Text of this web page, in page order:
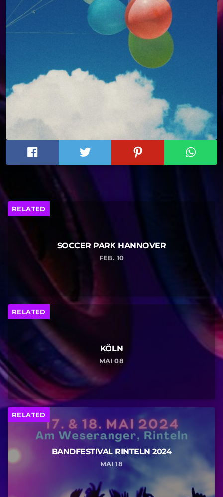
RELATED
SOCCER PARK HANNOVER
FEB. 10
RELATED
KÖLN
MAI 08
RELATED
BANDFESTIVAL RINTELN 2024
MAI 18